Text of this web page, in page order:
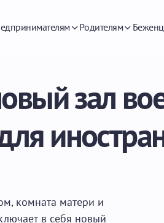
Родителям
зал
комната матери и
в себя новый